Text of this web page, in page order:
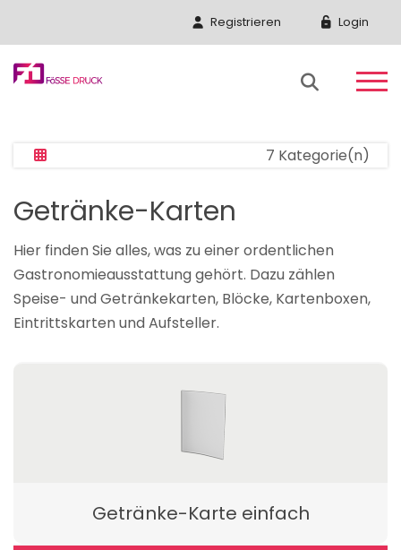
Registrieren Login
7 Kategorie(n)
Getränke-Karten
Hier finden Sie alles, was zu einer ordentlichen
Gastronomieausstattung gehört. Dazu zählen
Speise- und Getränkekarten, Blöcke, Kartenboxen,
Eintrittskarten und Aufsteller.
Getränke-Karte einfach